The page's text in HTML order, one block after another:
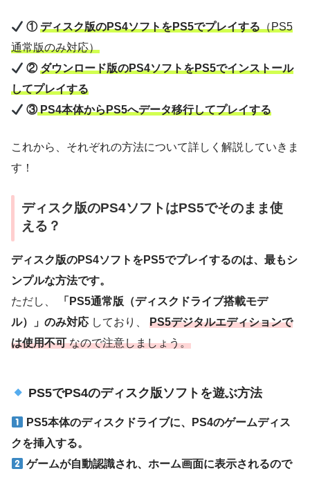
①ディスク版のPS4ソフトをPS5でプレイする（PS5
通常版のみ対応）
②ダウンロード版のPS4ソフトをPS5でインストール
してプレイする
③PS4本体からPS5へデータ移行してプレイする
これから、それぞれの方法について詳しく解説していきま
す！
ディスク版のPS4ソフトはPS5でそのまま使
える？
ディスク版のPS4ソフトをPS5でプレイするのは、最もシ
ンプルな方法です。
ただし、
「PS5通常版（ディスクドライブ搭載モデ
ル）」のみ対応 しており、 PS5デジタルエディションで
は使用不可なので注意しましょう。
PS5でPS4のディスク版ソフトを遊ぶ方法
PS5本体のディスクドライブに、PS4のゲームディス
クを挿入する。
ゲームが自動認識され、ホーム画面に表示されるので